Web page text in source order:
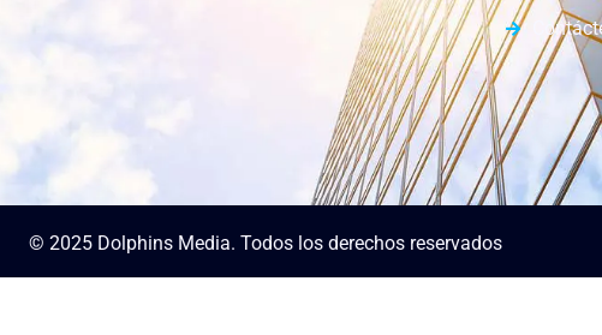
© 2025 Dolphins Media. Todos los derechos reservados